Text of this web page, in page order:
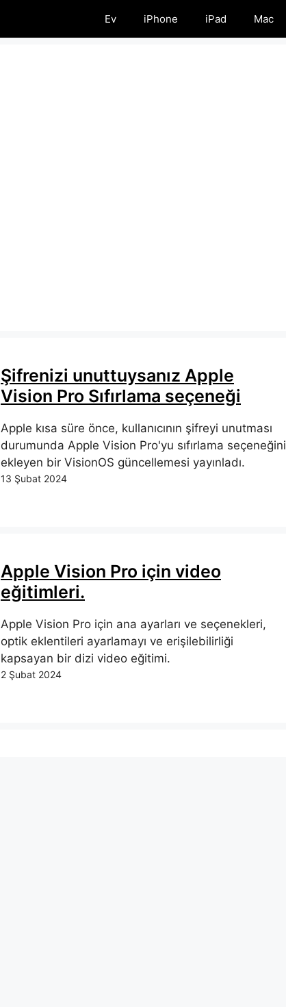
Ev iPhone iPad Mac
Şifrenizi unuttuysanız Apple
Vision Pro Sıfırlama seçeneği
Apple kısa süre önce, kullanıcının şifreyi unutması
durumunda Apple Vision Pro'yu sıfırlama seçeneğini
ekleyen bir VisionOS güncellemesi yayınladı.
13 Şubat 2024
Apple Vision Pro için video
eğitimleri.
Apple Vision Pro için ana ayarları ve seçenekleri,
optik eklentileri ayarlamayı ve erişilebilirliği
kapsayan bir dizi video eğitimi.
2 Şubat 2024